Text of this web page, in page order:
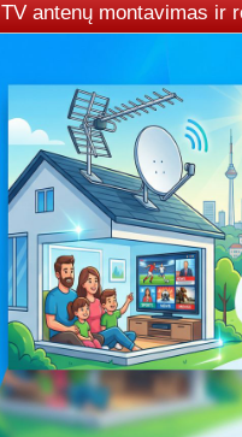
TV antenų montavimas ir